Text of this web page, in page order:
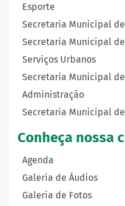
Esporte
Secretaria Municipal
Secretaria Municipal
Serviços Urbanos
Secretaria Municipal
Administração
Secretaria Municipal
Conheça nossa
Agenda
Galeria de Áudios
Galeria de Fotos